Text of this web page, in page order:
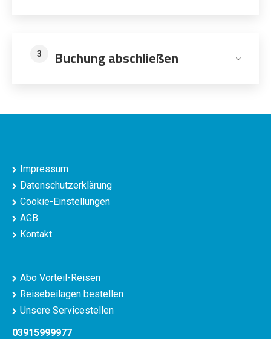
3 Buchung abschließen
Impressum
Datenschutzerklärung
Cookie-Einstellungen
AGB
Kontakt
Abo Vorteil-Reisen
Reisebeilagen bestellen
Unsere Servicestellen
03915999977